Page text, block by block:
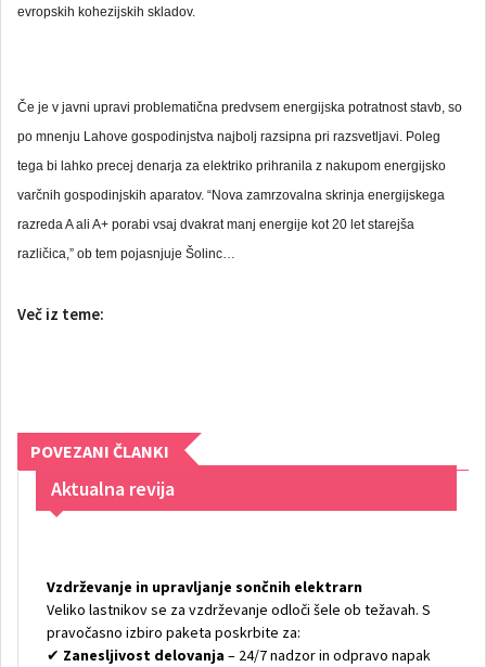
evropskih kohezijskih skladov.
Če je v javni upravi problematična predvsem energijska potratnost stavb, so
po mnenju Lahove gospodinjstva najbolj razsipna pri razsvetljavi. Poleg
tega bi lahko precej denarja za elektriko prihranila z nakupom energijsko
varčnih gospodinjskih aparatov. “Nova zamrzovalna skrinja energijskega
razreda A ali A+ porabi vsaj dvakrat manj energije kot 20 let starejša
različica,” ob tem pojasnjuje Šolinc…
Več iz teme:
POVEZANI ČLANKI
Aktualna revija
Vzdrževanje in upravljanje sončnih elektrarn
Veliko lastnikov se za vzdrževanje odloči šele ob težavah. S
pravočasno izbiro paketa poskrbite za:
✔ Zanesljivost delovanja – 24/7 nadzor in odpravo napak